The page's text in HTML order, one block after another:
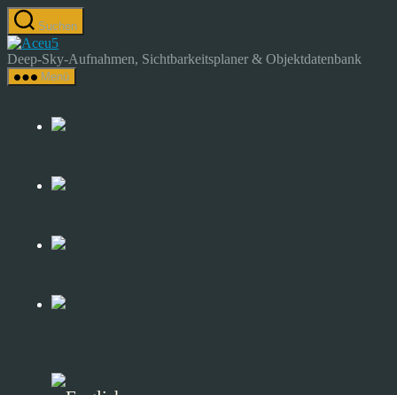
Zum
Inhalt
springen
Suchen
Astrocamp
–
Astrofotografie
Sky-
Deep-Sky-Aufnahmen, Sichtbarkeitsplaner & Objektdatenbank
Menü